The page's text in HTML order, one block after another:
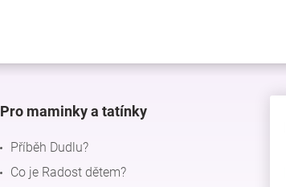
Pro maminky a tatínky
Příběh Dudlu?
Co je Radost dětem?